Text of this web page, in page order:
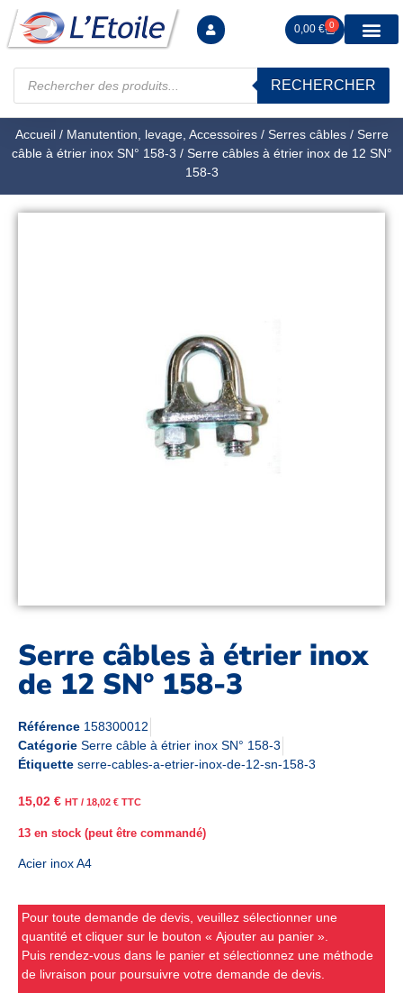
0,00 € 0
RECHERCHER
Accueil/ Manutention, levage, Accessoires/ Serres câbles/ Serre
câble à étrier inox SN° 158-3 / Serre câbles à étrier inox de 12 SN°
158-3
Serre câbles à étrier inox
de 12 SN° 158-3
Référence 158300012
Catégorie Serre câble à étrier inox SN° 158-3
Étiquette serre-cables-a-etrier-inox-de-12-sn-158-3
15,02 € HT / 18,02 € TTC
13 en stock (peut être commandé)
Acier inox A4
Pour toute demande de devis, veuillez sélectionner une
quantité et cliquer sur le bouton « Ajouter au panier ».
Puis rendez-vous dans le panier et sélectionnez une méthode
de livraison pour poursuivre votre demande de devis.